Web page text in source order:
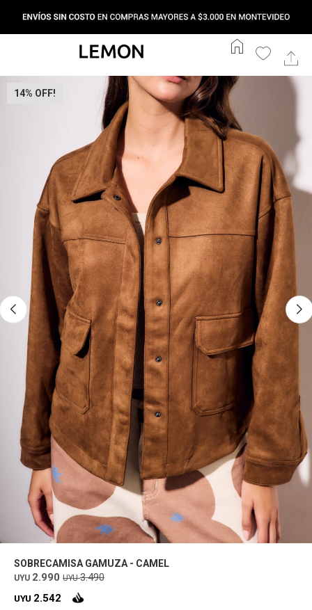
home
14
SOBRECAMISA GAMUZA - CAMEL
UYU 2.990 UYU 3.490
UYU 2.542